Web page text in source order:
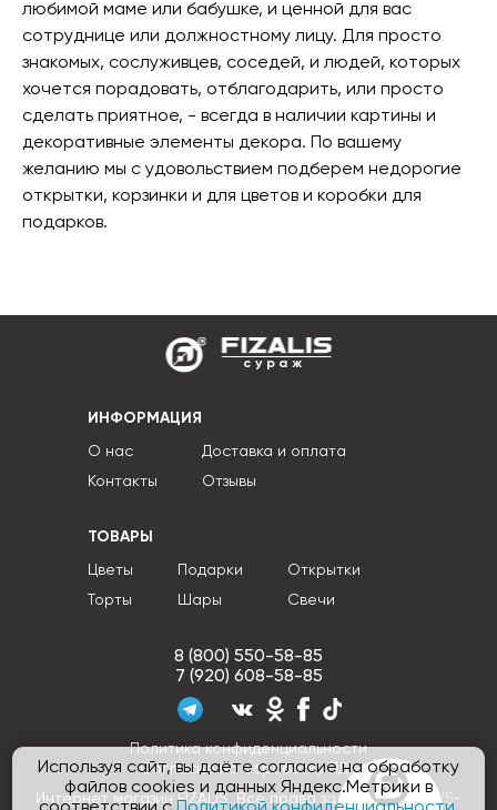
Используя сайт, вы даёте согласие на обработку
файлов cookies и данных Яндекс.Метрики в
любимой маме или бабушке, и ценной для вас
сотруднице или должностному лицу. Для просто
знакомых, сослуживцев, соседей, и людей, которых
хочется порадовать, отблагодарить, или просто
сделать приятное, - всегда в наличии картины и
декоративные элементы декора. По вашему
желанию мы с удовольствием подберем недорогие
открытки, корзинки и для цветов и коробки для
подарков.
сураж
ИНФОРМАЦИЯ
О нас
Контакты
Доставка и оплата
Отзывы
ТОВАРЫ
Цветы
Торты
Подарки
Шары
Открытки
Свечи
8 (800) 550-58-85
7 (920) 608-58-85
Политика конфиденциальности
Согласие на обработку ПДн
Интернет магазин FIZALIS, Все права защищены © 2015-